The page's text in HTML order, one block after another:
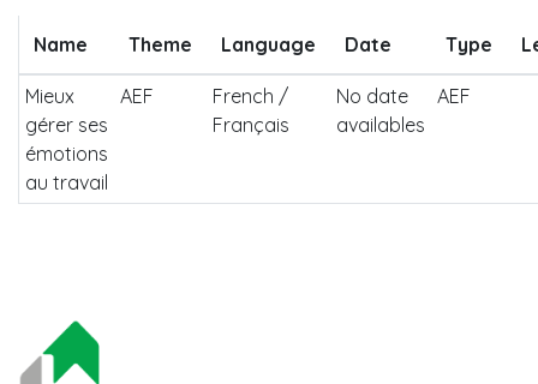
Name Theme Language Date Type
Mieux
gérer ses
émotions
au travail
AEF
French /
Français
No date
availables
AEF